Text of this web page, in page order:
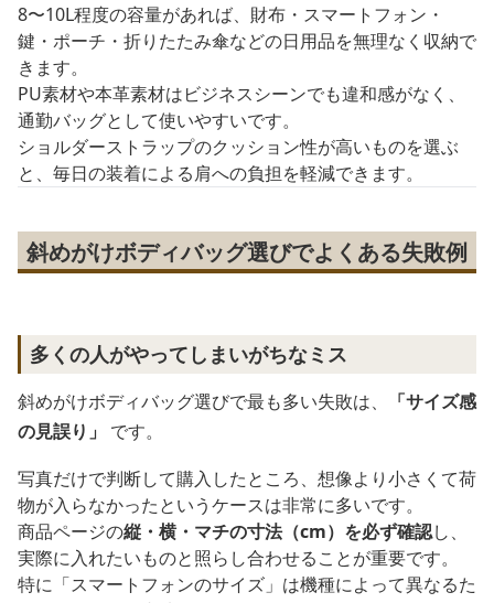
8〜10L程度の容量があれば、財布・スマートフォン・
鍵・ポーチ・折りたたみ傘などの日用品を無理なく収納で
きます。
PU素材や本革素材はビジネスシーンでも違和感がなく、
通勤バッグとして使いやすいです。
ショルダーストラップのクッション性が高いものを選ぶ
と、毎日の装着による肩への負担を軽減できます。
斜めがけボディバッグ選びでよくある失敗例
多くの人がやってしまいがちなミス
斜めがけボディバッグ選びで最も多い失敗は、
「サイズ感
の見誤り」
です。
写真だけで判断して購入したところ、想像より小さくて荷
物が入らなかったというケースは非常に多いです。
商品ページの縦・横・マチの寸法（cm）を必ず確認し、
実際に入れたいものと照らし合わせることが重要です。
特に「スマートフォンのサイズ」は機種によって異なるた